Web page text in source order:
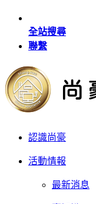
全站搜尋
聯繫
認識尚豪
活動情報
最新消息